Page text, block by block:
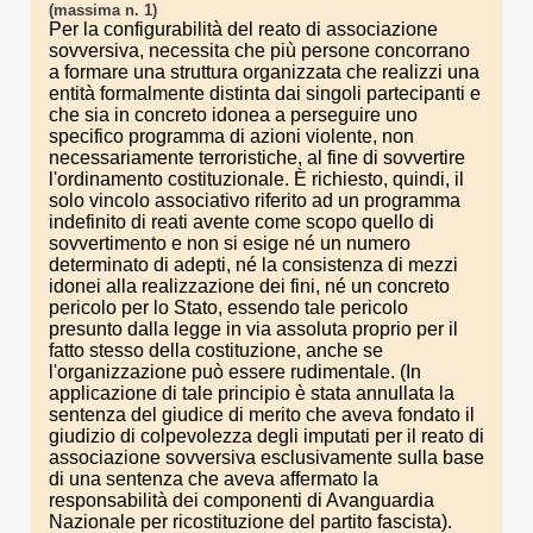
(massima n. 1)
Per la configurabilità del reato di associazione
sovversiva, necessita che più persone concorrano
a formare una struttura organizzata che realizzi una
entità formalmente distinta dai singoli partecipanti e
che sia in concreto idonea a perseguire uno
specifico programma di azioni violente, non
necessariamente terroristiche, al fine di sovvertire
l'ordinamento costituzionale. È richiesto, quindi, il
solo vincolo associativo riferito ad un programma
indefinito di reati avente come scopo quello di
sovvertimento e non si esige né un numero
determinato di adepti, né la consistenza di mezzi
idonei alla realizzazione dei fini, né un concreto
pericolo per lo Stato, essendo tale pericolo
presunto dalla legge in via assoluta proprio per il
fatto stesso della costituzione, anche se
l'organizzazione può essere rudimentale. (In
applicazione di tale principio è stata annullata la
sentenza del giudice di merito che aveva fondato il
giudizio di colpevolezza degli imputati per il reato di
associazione sovversiva esclusivamente sulla base
di una sentenza che aveva affermato la
responsabilità dei componenti di Avanguardia
Nazionale per ricostituzione del partito fascista).